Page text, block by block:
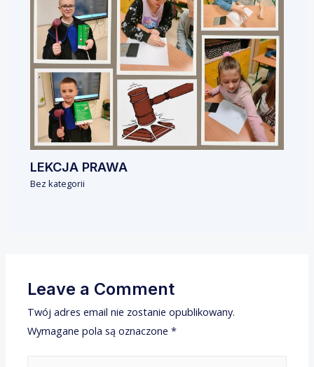
LEKCJA PRAWA
Bez kategorii
Leave a Comment
Twój adres email nie zostanie opublikowany.
Wymagane pola są oznaczone*